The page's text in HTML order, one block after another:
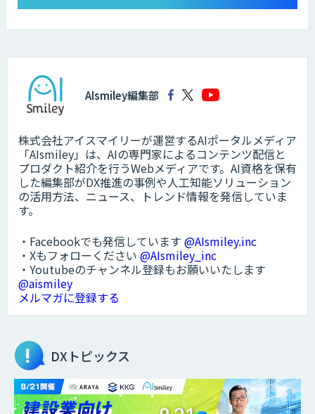
AIsmiley編集部
株式会社アイスマイリーが運営するAIポータルメディア
「AIsmiley」は、AIの専門家によるコンテンツ配信と
プロダクト紹介を行うWebメディアです。AI資格を保有
した編集部がDX推進の事例や人工知能ソリューション
の活用方法、ニュース、トレンド情報を発信していま
す。
・Facebookでも発信しています @AIsmiley.inc
・Xもフォローください @AIsmiley_inc
・Youtubeのチャンネル登録もお願いいたします
@aismiley
メルマガに登録する
DXトピックス